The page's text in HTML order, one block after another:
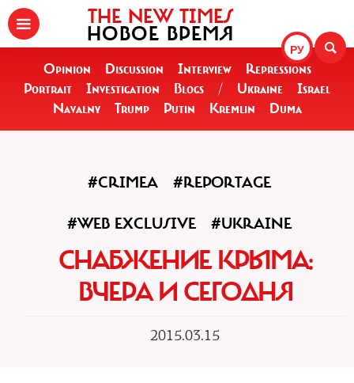
РУ
THE NEW TIMES
НОВОЕ ВРЕМЯ
Opinion Discussion Interview
Repressions
Portrait
Investigation Blogs / Ukraine
Israel
Navalny
Trump Putin Kremlin Duma
#CRIMEA #REPORTAGE
#WEB EXCLUSIVE #UKRAINE
СНАБЖЕНИЕ КРЫМА:
ВЧЕРА И СЕГОДНЯ
2015.03.15